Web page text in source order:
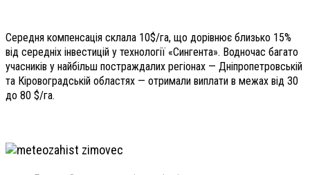
Середня компенсація склала 10$/га, що дорівнює близько 15%
від середніх інвестицій у технології «Сингента». Водночас багато
учасників у найбільш постраждалих регіонах — Дніпропетровській
та Кіровоградській областях — отримали виплати в межах від 30
до 80 $/га.